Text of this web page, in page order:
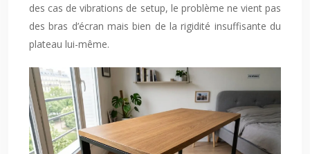
des cas de vibrations de setup, le problème ne vient pas
des bras d’écran mais bien de la rigidité insuffisante du
plateau lui-même.